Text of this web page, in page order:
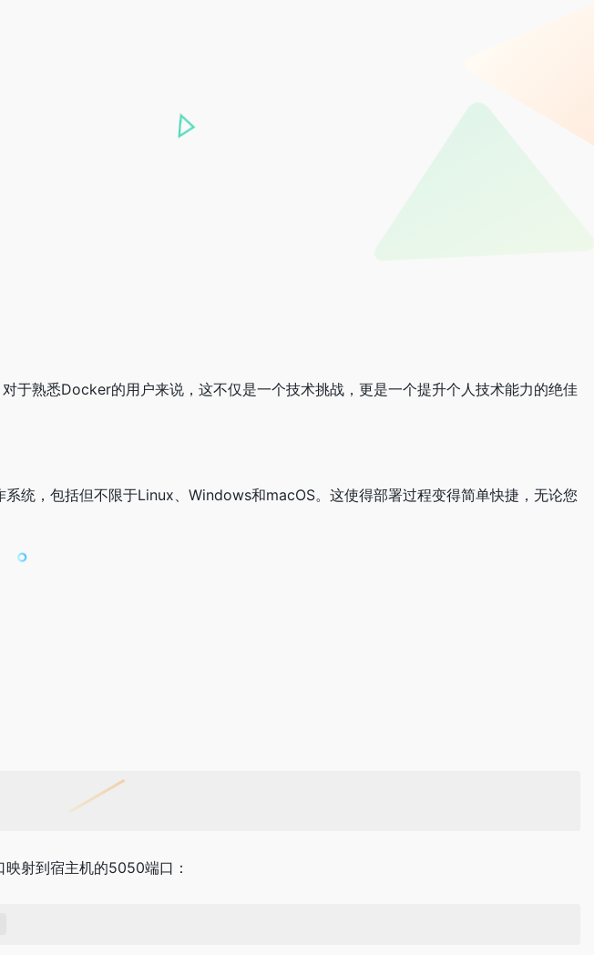
于熟悉Docker的用户来说，这不仅是一个技术挑战，更是一个提升个人技术能力的绝佳
统，包括但不限于Linux、Windows和macOS。这使得部署过程变得简单快捷，无论您
射到宿主机的5050端口：